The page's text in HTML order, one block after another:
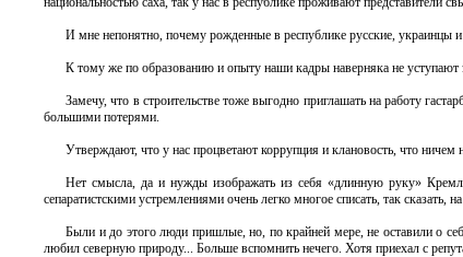
И мне непонятно, почему рожденные в республике русские, украинцы
К тому же по образованию и опыту наши кадры наверняка не уступают
Замечу, что в строительстве тоже выгодно приглашать на работу
большими потерями.
Утверждают, что у нас процветают коррупция и клановость, что
Нет смысла, да и нужды изображать из себя «длинную руку»
сепаратистскими устремлениями очень легко многое списать, так сказать,
Были и до этого люди пришлые, но, по крайней мере, не оставили о
любил северную природу... Больше вспомнить нечего. Хотя приехал с